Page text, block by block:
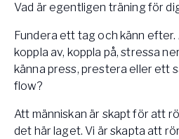
Vad är egentligen träning för
Fundera ett tag och känn
koppla av, koppla på, stressa
känna press, prestera eller ett
flow?
Att människan är skapt för att
det här laget. Vi är skapta att